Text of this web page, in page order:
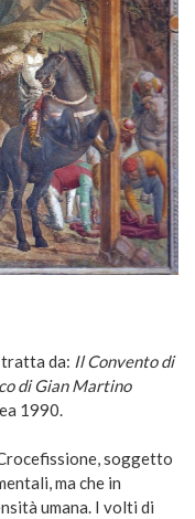
da: Il Convento di
di Gian Martino
1990.
soggetto
ma che in
umana. I volti di